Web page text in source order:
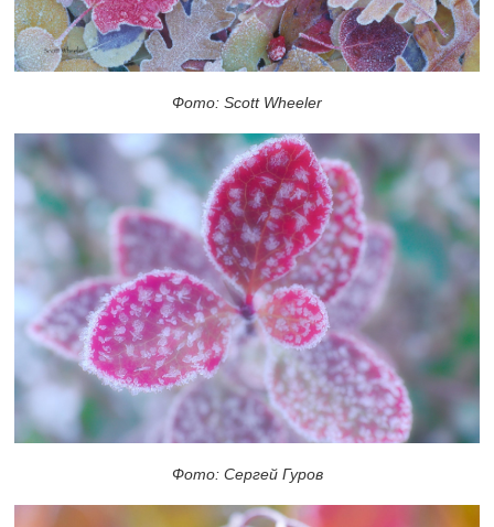
Фото: Scott Wheeler
Фото: Сергей Гуров